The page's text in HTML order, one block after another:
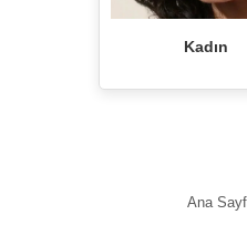
Kadın
Ana